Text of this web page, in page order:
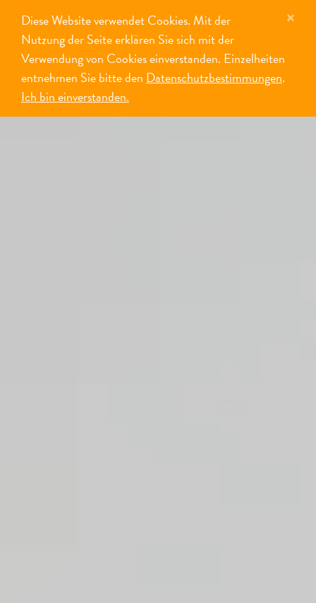
×
Diese Website verwendet Cookies. Mit der
Nutzung der Seite erklären Sie sich mit der
Verwendung von Cookies einverstanden. Einzelheiten
entnehmen Sie bitte den Datenschutzbestimmungen.
Ich bin einverstanden.